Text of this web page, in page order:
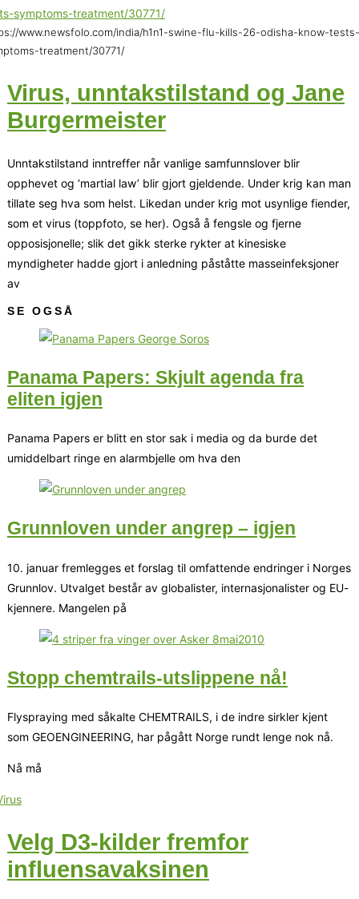
www.newsfolo.com/india/h1n1-swine-flu-kills-26-odisha-know-tests-
treatment/30771/
Virus, unntakstilstand og Jane
Burgermeister
Unntakstilstand inntreffer når vanlige samfunnslover blir
opphevet og ‘martial law’ blir gjort gjeldende. Under krig kan man
tillate seg hva som helst. Likedan under krig mot usynlige fiender,
som et virus (toppfoto, se her). Også å fengsle og fjerne
opposisjonelle; slik det gikk sterke rykter at kinesiske
myndigheter hadde gjort i anledning påståtte masseinfeksjoner
av
SE OGSÅ
Panama Papers: Skjult agenda fra
eliten igjen
Panama Papers er blitt en stor sak i media og da burde det
umiddelbart ringe en alarmbjelle om hva den
Grunnloven under angrep – igjen
10. januar fremlegges et forslag til omfattende endringer i Norges
Grunnlov. Utvalget består av globalister, internasjonalister og EU-
kjennere. Mangelen på
Stopp chemtrails-utslippene nå!
Flyspraying med såkalte CHEMTRAILS, i de indre sirkler kjent
som GEOENGINEERING, har pågått Norge rundt lenge nok nå.
Nå må
Velg D3-kilder fremfor
influensavaksinen